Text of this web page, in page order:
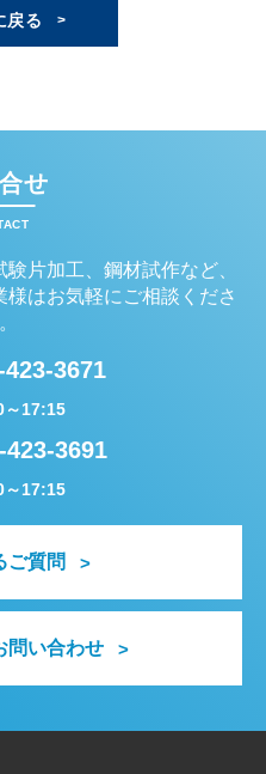
戻る
せ
片加工、鋼材試作など、
はお気軽にご相談くださ
423-3671
～17:15
3691
～17:15
ご質問
問い合わせ